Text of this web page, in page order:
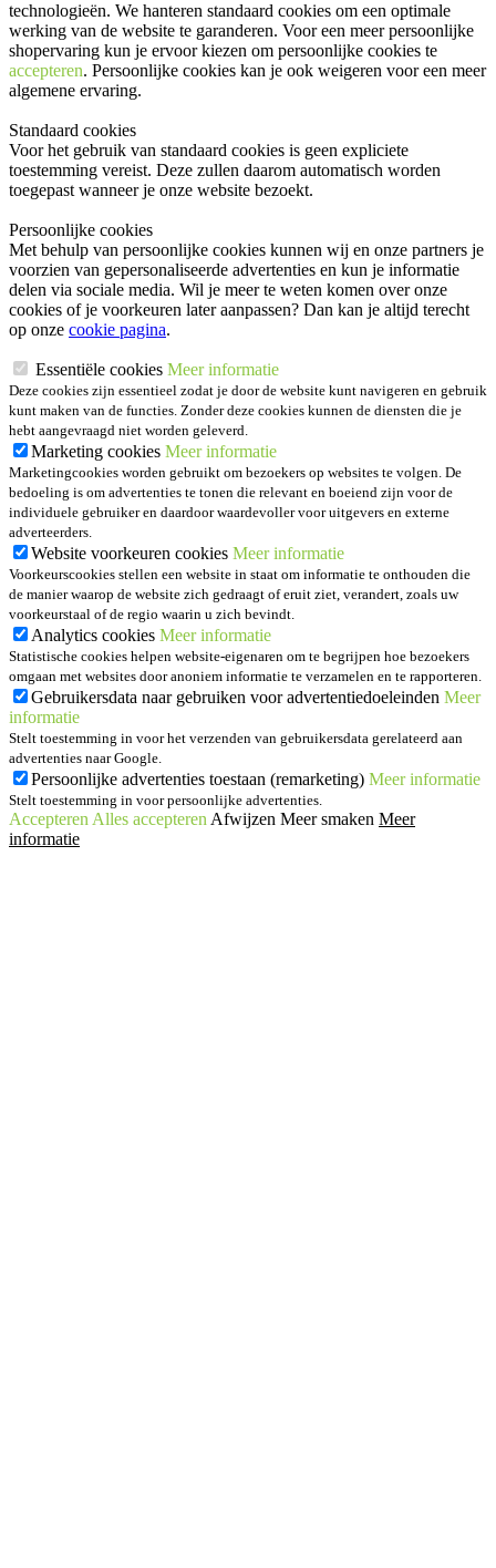
technologieën. We hanteren standaard cookies om een optimale
werking van de website te garanderen. Voor een meer persoonlijke
shopervaring kun je ervoor kiezen om persoonlijke cookies te
accepteren. Persoonlijke cookies kan je ook weigeren voor een meer
algemene ervaring.
Standaard cookies
Voor het gebruik van standaard cookies is geen expliciete
toestemming vereist. Deze zullen daarom automatisch worden
toegepast wanneer je onze website bezoekt.
Persoonlijke cookies
Met behulp van persoonlijke cookies kunnen wij en onze partners je
voorzien van gepersonaliseerde advertenties en kun je informatie
delen via sociale media. Wil je meer te weten komen over onze
cookies of je voorkeuren later aanpassen? Dan kan je altijd terecht
op onze cookie pagina.
Essentiële cookies Meer informatie
Deze cookies zijn essentieel zodat je door de website kunt navigeren en gebruik
kunt maken van de functies. Zonder deze cookies kunnen de diensten die je
hebt aangevraagd niet worden geleverd.
Marketing cookies Meer informatie
Marketingcookies worden gebruikt om bezoekers op websites te volgen. De
bedoeling is om advertenties te tonen die relevant en boeiend zijn voor de
individuele gebruiker en daardoor waardevoller voor uitgevers en externe
adverteerders.
Website voorkeuren cookies Meer informatie
Voorkeurscookies stellen een website in staat om informatie te onthouden die
de manier waarop de website zich gedraagt of eruit ziet, verandert, zoals uw
voorkeurstaal of de regio waarin u zich bevindt.
Analytics cookies Meer informatie
Statistische cookies helpen website-eigenaren om te begrijpen hoe bezoekers
omgaan met websites door anoniem informatie te verzamelen en te rapporteren.
Gebruikersdata naar gebruiken voor advertentiedoeleinden Meer
informatie
Stelt toestemming in voor het verzenden van gebruikersdata gerelateerd aan
advertenties naar Google.
Persoonlijke advertenties toestaan (remarketing) Meer informatie
Stelt toestemming in voor persoonlijke advertenties.
Accepteren Alles accepteren Afwijzen Meer smaken Meer
informatie